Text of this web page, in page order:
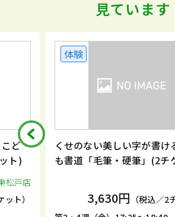
見ています
ど
ト)
松戸店
ト）
体験
くせのない美しい字が書け
も書道「毛筆・硬筆」(2チ
3,630円 （税込／2